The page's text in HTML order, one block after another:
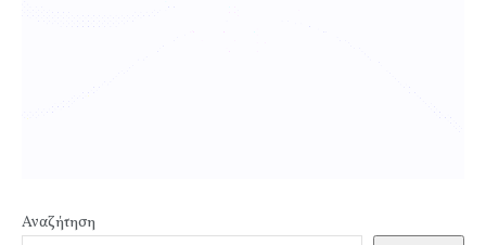
Αναζήτηση